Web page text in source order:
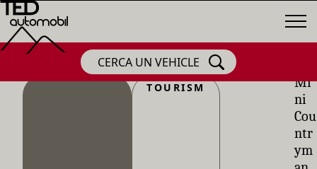
CERCA UN VEHICLE
TOURISM
Mi
ni
Cou
ntr
ym